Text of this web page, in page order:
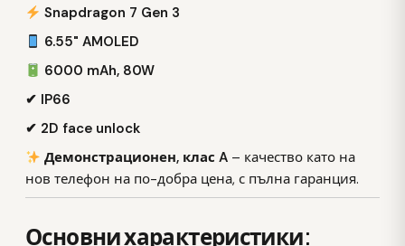
Snapdragon 7 Gen 3
6.55" AMOLED
6000 mAh, 80W
✔ IP66
✔ 2D face unlock
Демонстрационен, клас A – качество като на
нов телефон на по-добра цена, с пълна гаранция.
Основни характеристики: